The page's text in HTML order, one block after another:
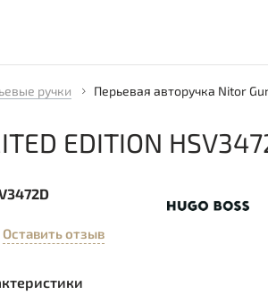
ручки Перьевая авторучка Nitor
EDITION
Оставить отзыв